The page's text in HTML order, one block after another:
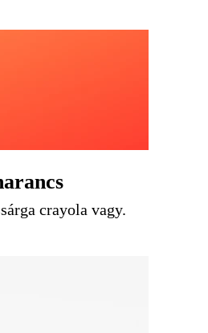
crayola vagy.